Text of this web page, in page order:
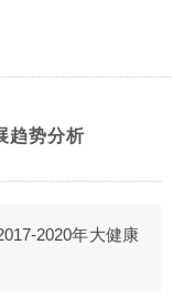
趋势分析
2020年大健康